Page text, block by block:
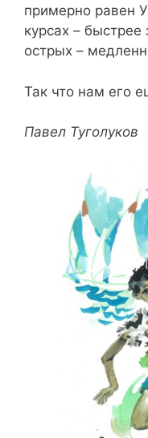
примерно равен
курсах – быстрее
острых –
Так что нам его
Павел Туголуков